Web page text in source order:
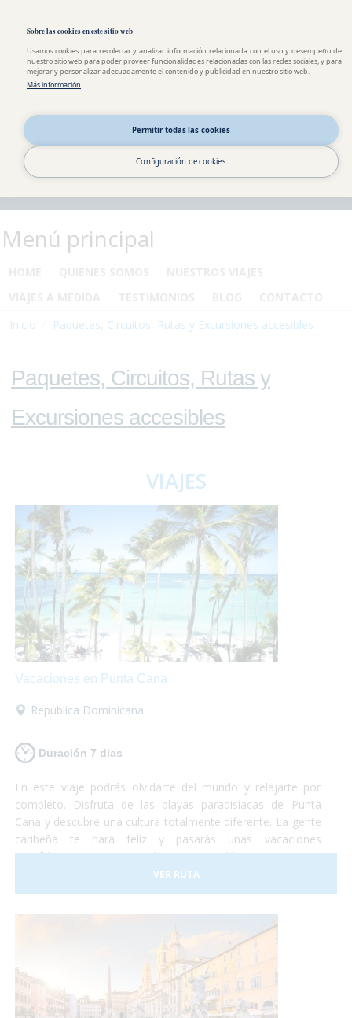
Sobre las cookies en este sitio web
Usamos cookies para recolectar y analizar información relacionada con el uso y desempeño de
nuestro sitio web para poder proveer funcionalidades relacionadas con las redes sociales, y para
mejorar y personalizar adecuadamente el contenido y publicidad en nuestro sitio web.
Más información
Permitir todas las cookies
Configuración de cookies
Menú principal
Inicio
Paquetes, Circuitos, Rutas y Excursiones accesibles
Paquetes, Circuitos, Rutas y
Excursiones accesibles
VIAJES
Vacaciones en Punta Cana
República Dominicana
Duración 7 dias
En este viaje podrás olvidarte del mundo y relajarte por
completo. Disfruta de las playas paradisíacas de Punta
Cana y descubre una cultura totalmente diferente. La gente
caribeña te hará feliz y pasarás unas vacaciones
increíbles en un lugar totalmente accesible para personas
con discapacidad. ¡Sólo deberás preocuparte por disfrutar!
VER RUTA